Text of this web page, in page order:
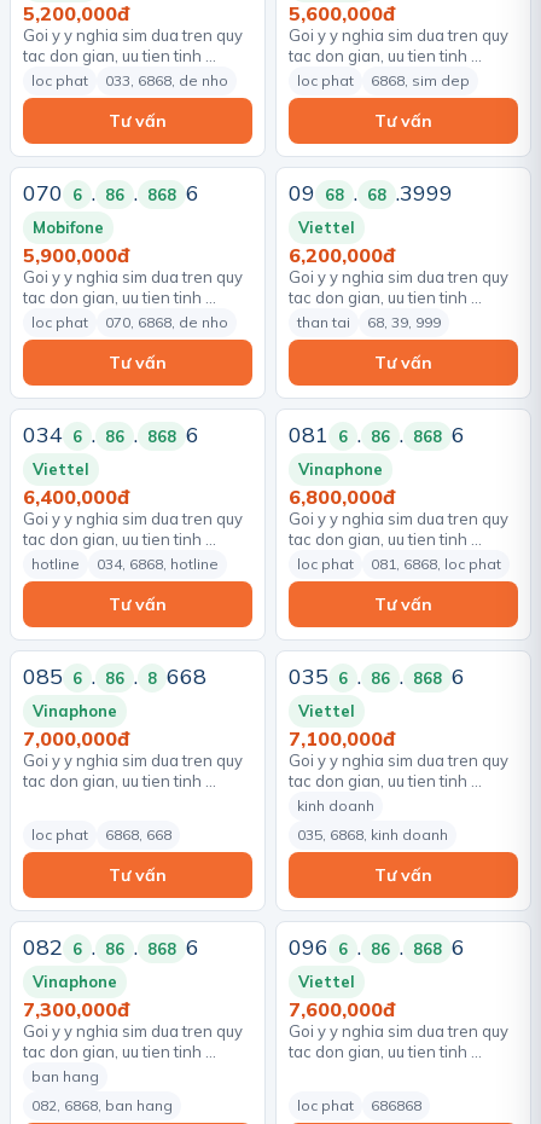
5,200,000đ
Goi y y nghia sim dua tren quy
tac don gian, uu tien tinh …
loc phat 033, 6868, de nho
Tư vấn
5,600,000đ
Goi y y nghia sim dua tren quy
tac don gian, uu tien tinh …
loc phat 6868, sim dep
Tư vấn
070 6 . 86 . 868 6
Mobifone
5,900,000đ
Goi y y nghia sim dua tren quy
tac don gian, uu tien tinh …
loc phat 070, 6868, de nho
Tư vấn
09 68 . 68 .3999
Viettel
6,200,000đ
Goi y y nghia sim dua tren quy
tac don gian, uu tien tinh …
than tai 68, 39, 999
Tư vấn
034 6 . 86 . 868 6
Viettel
6,400,000đ
Goi y y nghia sim dua tren quy
tac don gian, uu tien tinh …
hotline 034, 6868, hotline
Tư vấn
081 6 . 86 . 868 6
Vinaphone
6,800,000đ
Goi y y nghia sim dua tren quy
tac don gian, uu tien tinh …
loc phat 081, 6868, loc phat
Tư vấn
085 6 . 86 . 8 668
Vinaphone
7,000,000đ
Goi y y nghia sim dua tren quy
tac don gian, uu tien tinh …
loc phat 6868, 668
Tư vấn
035 6 . 86 . 868 6
Viettel
7,100,000đ
Goi y y nghia sim dua tren quy
tac don gian, uu tien tinh …
kinh doanh
035, 6868, kinh doanh
Tư vấn
082 6 . 86 . 868 6
Vinaphone
7,300,000đ
Goi y y nghia sim dua tren quy
tac don gian, uu tien tinh …
ban hang
082, 6868, ban hang
096 6 . 86 . 868 6
Viettel
7,600,000đ
Goi y y nghia sim dua tren quy
tac don gian, uu tien tinh …
loc phat 686868